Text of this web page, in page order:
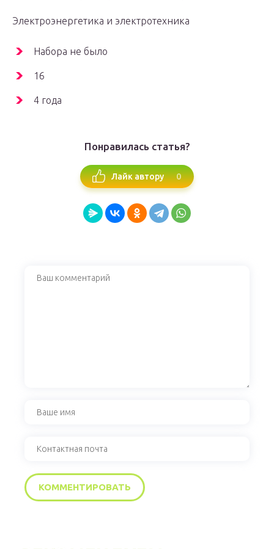
Электроэнергетика и электротехника
Набора не было
16
4 года
Понравилась статья?
Лайк автору 0